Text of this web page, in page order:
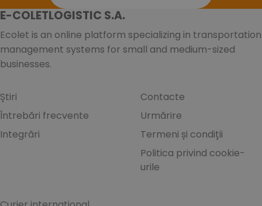
E-COLETLOGISTIC S.A.
Ecolet is an online platform specializing in transportation
management systems for small and medium-sized
businesses.
Știri
Întrebări frecvente
Integrări
Contacte
Urmărire
Termeni și condiții
Politica privind cookie-
urile